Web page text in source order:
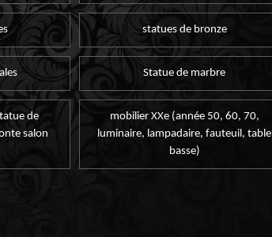
statues de bronze
Statue de marbre
de
salon
mobilier XXe (année 50, 60, 70,
luminaire, lampadaire, fauteuil, table
basse)